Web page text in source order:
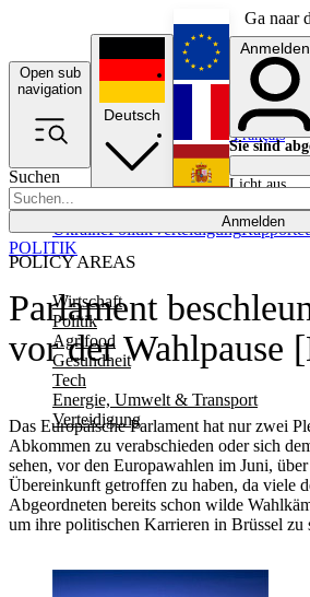
Ga naar
Open sub
navigation
Suchen
Anmelden
POLICY AREAS
Wirtschaft
Politik
Agrifood
Gesundheit
Tech
Energie, Umwelt & Transport
Verteidigung
UkrainePolitikVerteidigung
Deutsch
English
Français
Anmelden
Sie sind
Licht aus
Parlament
vor der Wahlpause
Das Europäische Parlament hat nur zwei
Abkommen zu verabschieden oder sich
sehen, vor den Europawahlen im Juni,
Übereinkunft getroffen zu haben, da viele
Abgeordneten bereits schon wilde
um ihre politischen Karrieren in Brüssel zu
POLITIK